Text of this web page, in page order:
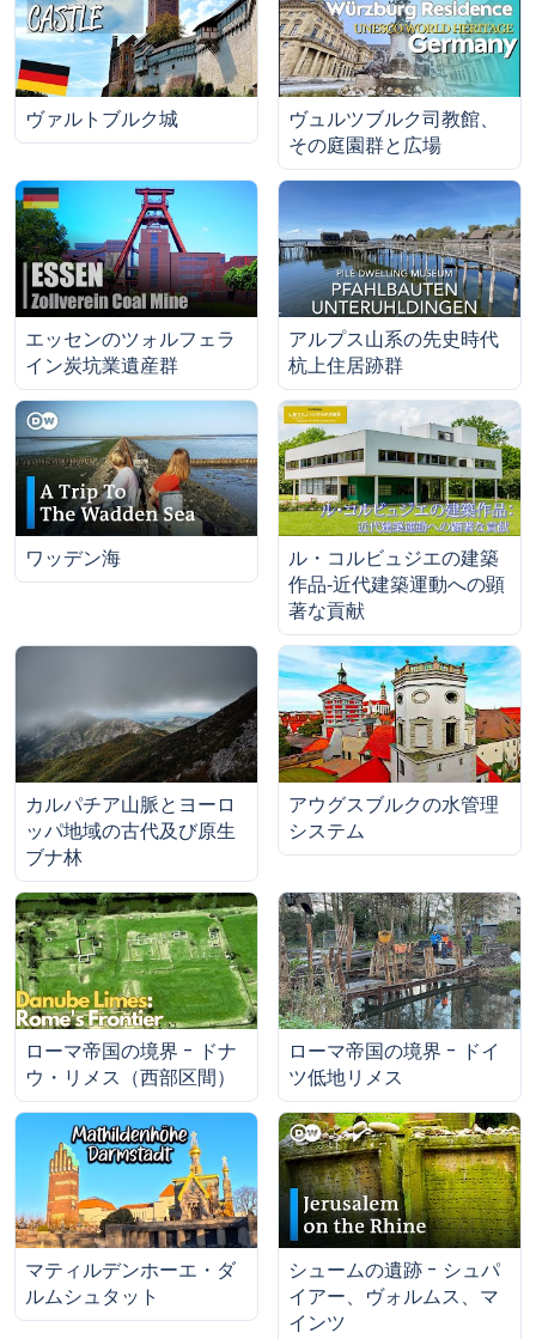
ヴァルトブルク城
ヴュルツブルク司教館、
その庭園群と広場
エッセンのツォルフェラ
イン炭坑業遺産群
アルプス山系の先史時代
杭上住居跡群
ワッデン海
ル・コルビュジエの建築
作品‐近代建築運動への顕
著な貢献
カルパチア山脈とヨーロ
ッパ地域の古代及び原生
ブナ林
アウグスブルクの水管理
システム
ローマ帝国の境界 - ドナ
ウ・リメス（西部区間）
ローマ帝国の境界 - ドイ
ツ低地リメス
マティルデンホーエ・ダ
ルムシュタット
シュームの遺跡 - シュパ
イアー、ヴォルムス、マ
インツ